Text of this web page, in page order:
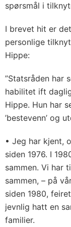
spørsmål i
I brevet hit er
personlige
Hippe:
”Statsråden har
habilitet ift
Hippe. Hun har
’bestevenn’ og
• Jeg har kjent,
siden 1976. I
sammen. Vi har
sammen, – på
siden 1980,
jevnlig hatt en
familier.